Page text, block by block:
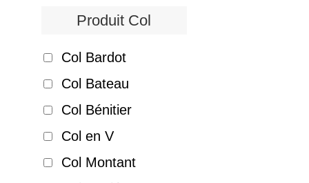
Produit Col
Col Bardot
Col Bateau
Col Bénitier
Col en V
Col Montant